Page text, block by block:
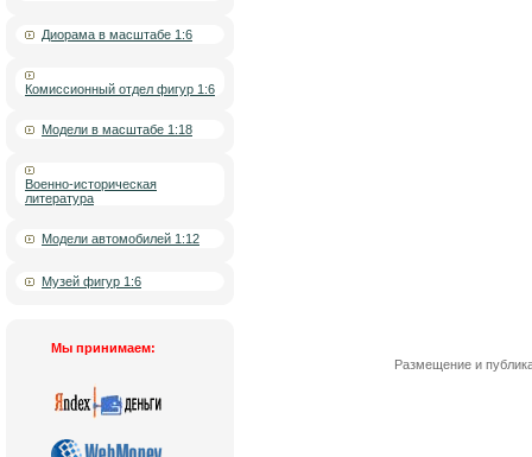
Диорама в масштабе 1:6
Комиссионный отдел фигур 1:6
Модели в масштабе 1:18
Военно-историческая
литература
Модели автомобилей 1:12
Музей фигур 1:6
Мы принимаем:
Размещение и